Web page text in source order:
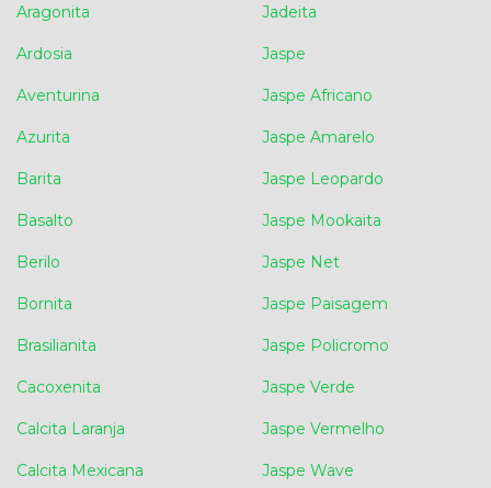
Aragonita
Ardosia
Aventurina
Azurita
Barita
Basalto
Berilo
Bornita
Brasilianita
Cacoxenita
Calcita Laranja
Calcita Mexicana
Jadeita
Jaspe
Jaspe Africano
Jaspe Amarelo
Jaspe Leopardo
Jaspe Mookaita
Jaspe Net
Jaspe Paisagem
Jaspe Policromo
Jaspe Verde
Jaspe Vermelho
Jaspe Wave